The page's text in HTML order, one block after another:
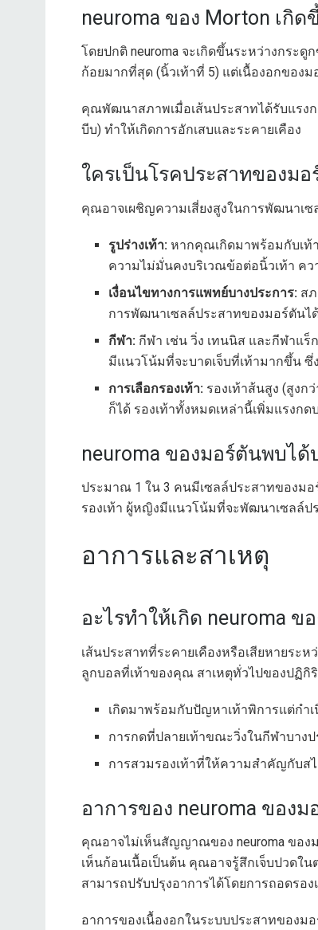
neuroma ของ Morton เกิ
โดยปกติ neuroma จะเกิดขึ้นระหว่างกระ
ก้อยมากที่สุด (นิ้วเท้าที่ 5) แต่เนื้องอกของ
คุณพัฒนาสภาพเมื่อเส้นประสาทได้รับแรง
บีบ) ทำให้เกิดการอักเสบและระคายเคือง
ใครเป็นโรคประสาทของมอ
คุณอาจเผชิญความเสี่ยงสูงในการพัฒนาเ
รูปร่างเท้า: หากคุณเกิดมาพร้อมกับเท้
ความไม่มั่นคงบริเวณข้อต่อนิ้วเท้า คว
เงื่อนไขทางการแพทย์บางประการ: ส
การพัฒนาเซลล์ประสาทของมอร์ตันได้
กีฬา: กีฬา เช่น วิ่ง เทนนิส และกีฬาแ
มีแนวโน้มที่จะบาดเจ็บที่เท้ามากขึ้น
การเลือกรองเท้า: รองเท้าส้นสูง (สูงก
ก็ได้ รองเท้าทั้งหมดเหล่านี้เพิ่มแรงก
neuroma ของมอร์ตันพบไ
ประมาณ 1 ใน 3 คนมีเซลล์ประสาทของม
รองเท้า ผู้หญิงมีแนวโน้มที่จะพัฒนาเซลล์ป
อาการและสาเหตุ
อะไรทำให้เกิด neuroma ข
เส้นประสาทที่ระคายเคืองหรือเสียหายระ
ลูกบอลที่เท้าของคุณ สาเหตุทั่วไปของปฏิกิ
เกิดมาพร้อมกับปัญหาเท้าพิการแต่กำ
การกดที่ปลายเท้าขณะวิ่งในกีฬาบางป
การสวมรองเท้าที่ให้ความสำคัญกับส
อาการของ neuroma ของม
คุณอาจไม่เห็นสัญญาณของ neuroma ของ
เห็นก้อนเนื้อเป็นต้น คุณอาจรู้สึกเจ็บปวดใ
สามารถปรับปรุงอาการได้โดยการถอดรอง
อาการของเนื้องอกในระบบประสาทของม